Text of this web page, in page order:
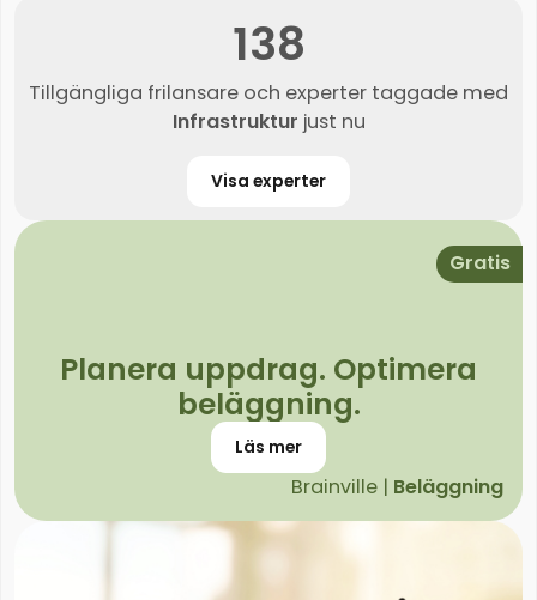
138
Tillgängliga frilansare och experter taggade med
Infrastruktur just nu
Visa experter
Gratis
Planera uppdrag. Optimera
beläggning.
Läs mer
Brainville | Beläggning